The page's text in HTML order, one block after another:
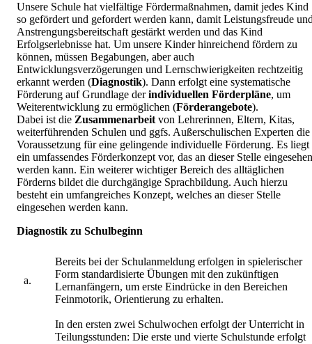
Unsere Schule hat vielfältige Fördermaßnahmen, damit jedes Kind
so gefördert und gefordert werden kann, damit Leistungsfreude
Anstrengungsbereitschaft gestärkt werden und das Kind
Erfolgserlebnisse hat. Um unsere Kinder hinreichend fördern zu
können, müssen Begabungen, aber auch
Entwicklungsverzögerungen und Lernschwierigkeiten rechtzeitig
erkannt werden (Diagnostik). Dann erfolgt eine systematische
Förderung auf Grundlage derindividuellen Förderpläne, um
Weiterentwicklung zu ermöglichen (Förderangebote).
Dabei ist die Zusammenarbeit von Lehrerinnen, Eltern, Kitas,
weiterführenden Schulen und ggfs. Außerschulischen Experten die
Voraussetzung für eine gelingende individuelle Förderung. Es liegt
ein umfassendes Förderkonzept vor, das an dieser Stelle eingesehen
werden kann. Ein weiterer wichtiger Bereich des alltäglichen
Förderns bildet die durchgängige Sprachbildung. Auch hierzu
besteht ein umfangreiches Konzept, welches an dieser Stelle
eingesehen werden kann.
Diagnostik zu Schulbeginn
a.
Bereits bei der Schulanmeldung erfolgen in spielerischer
Form standardisierte Übungen mit den zukünftigen
Lernanfängern, um erste Eindrücke in den Bereichen
Feinmotorik, Orientierung zu erhalten.
In den ersten zwei Schulwochen erfolgt der Unterricht in
Teilungsstunden: Die erste und vierte Schulstunde erfolgt